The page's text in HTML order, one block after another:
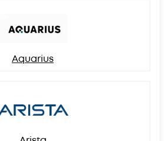
Aquarius